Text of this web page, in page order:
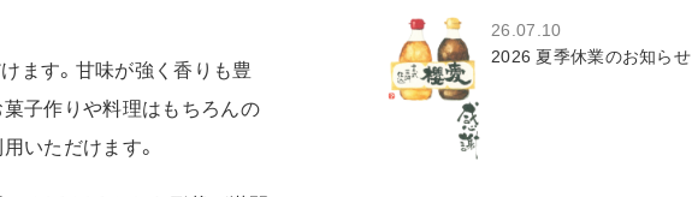
ます。甘味が強く香りも豊
菓子作りや料理はもちろんの
いただけます。
26.07.10
2026 夏季休業のお知らせ